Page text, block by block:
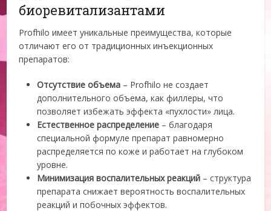
биоревитализантами
Profhilo имеет уникальные преимущества, которые
отличают его от традиционных инъекционных
препаратов:
Отсутствие объема – Profhilo не создает
дополнительного объема, как филлеры, что
позволяет избежать эффекта «пухлости» лица.
Естественное распределение – благодаря
специальной формуле препарат равномерно
распределяется по коже и работает на глубоком
уровне.
Минимизация воспалительных реакций – структура
препарата снижает вероятность воспалительных
реакций и побочных эффектов.